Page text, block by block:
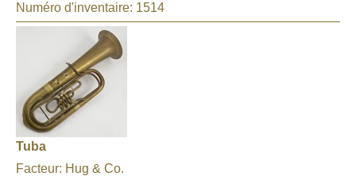
Numéro d'inventaire: 1514
Tuba
Facteur: Hug & Co.